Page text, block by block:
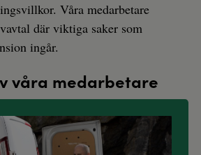
Våra medarbetare
där viktiga saker som
ingår.
våra medarbetare